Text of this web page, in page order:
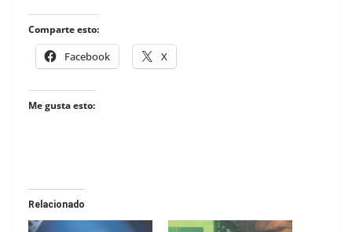
Comparte esto:
Facebook X
Me gusta esto:
Relacionado